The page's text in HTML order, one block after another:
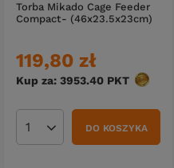
Torba Mikado Cage Feeder
Compact- (46x23.5x23cm)
119,80 zł
Kup za: 3953.40 PKT punktów
Ilość produktówDO KOSZYKA